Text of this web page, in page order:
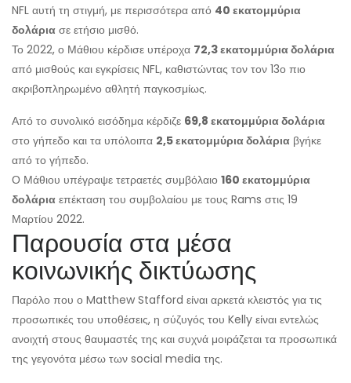
NFL αυτή τη στιγμή, με περισσότερα από 40 εκατομμύρια
δολάρια σε ετήσιο μισθό.
Το 2022, ο Μάθιου κέρδισε υπέροχα 72,3 εκατομμύρια δολάρια
από μισθούς και εγκρίσεις NFL, καθιστώντας τον τον 13ο πιο
ακριβοπληρωμένο αθλητή παγκοσμίως.
Από το συνολικό εισόδημα κέρδιζε 69,8 εκατομμύρια δολάρια
στο γήπεδο και τα υπόλοιπα 2,5 εκατομμύρια δολάρια βγήκε
από το γήπεδο.
Ο Μάθιου υπέγραψε τετραετές συμβόλαιο 160 εκατομμύρια
δολάρια επέκταση του συμβολαίου με τους Rams στις 19
Μαρτίου 2022.
Παρουσία στα μέσα
κοινωνικής δικτύωσης
Παρόλο που ο Matthew Stafford είναι αρκετά κλειστός για τις
προσωπικές του υποθέσεις, η σύζυγός του Kelly είναι εντελώς
ανοιχτή στους θαυμαστές της και συχνά μοιράζεται τα προσωπικά
της γεγονότα μέσω των social media της.